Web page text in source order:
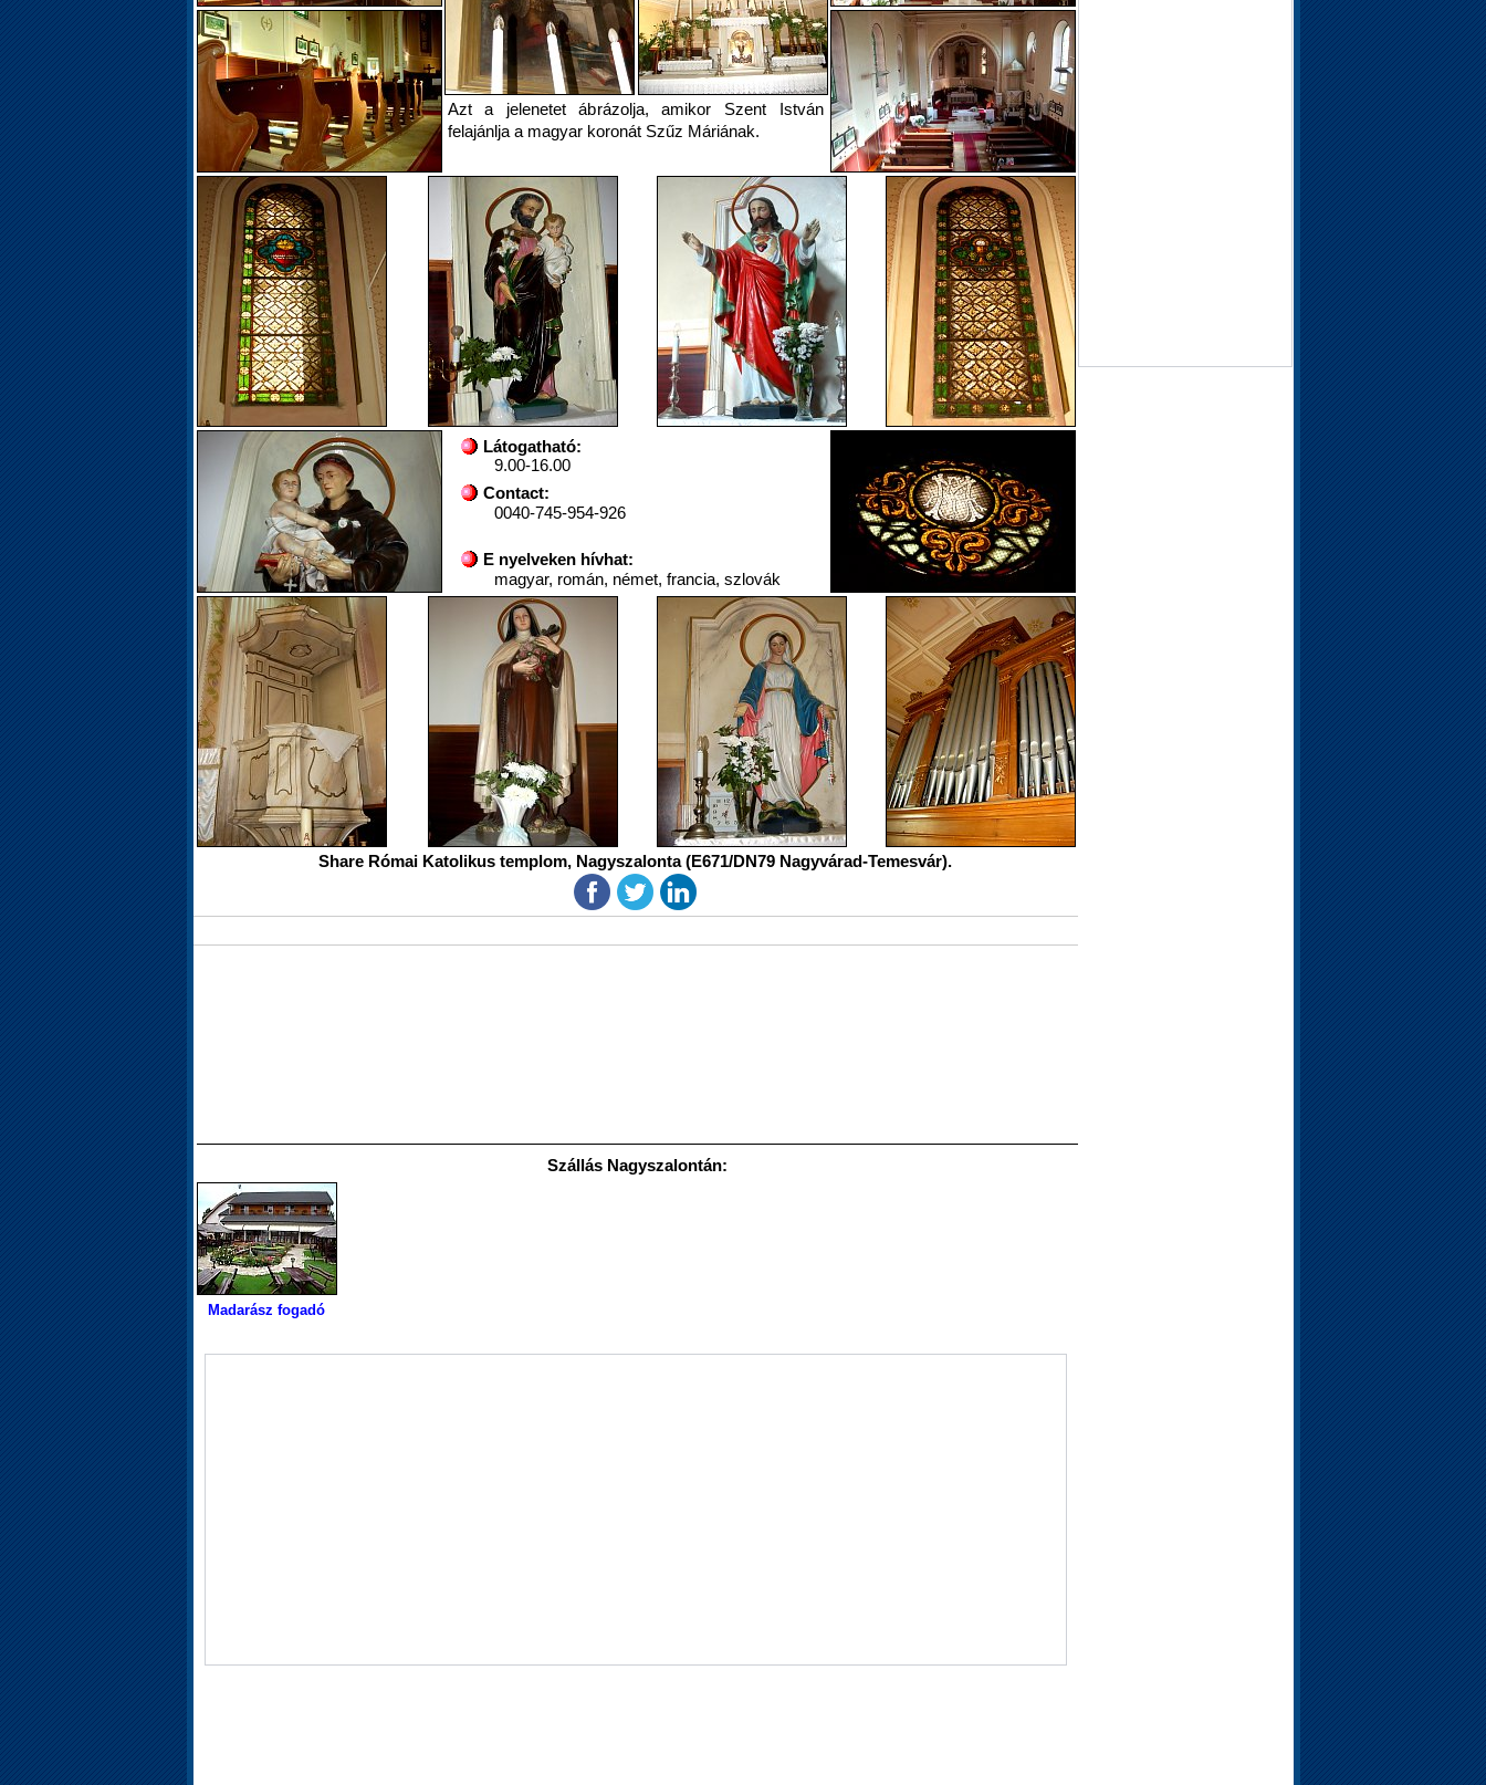
Azt a jelenetet ábrázolja, amikor Szent István
felajánlja a magyar koronát Szűz Máriának.
Látogatható:
9.00-16.00
Contact:
0040-745-954-926
E nyelveken hívhat:
magyar, román, német, francia, szlovák
Share Római Katolikus templom, Nagyszalonta (E671/DN79 Nagyvárad-Temesvár).
Szállás Nagyszalontán:
Madarász fogadó